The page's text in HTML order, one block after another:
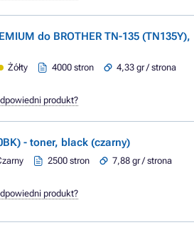
do BROTHER TN-135 (TN135Y),
Żółty 4000 stron
4,33 gr / strona
produkt?
- toner, black (czarny)
2500 stron
7,88 gr / strona
produkt?